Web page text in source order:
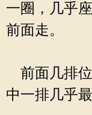
一圈，几乎
前面走。
前面几排
中一排几乎